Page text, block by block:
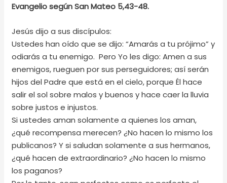
Evangelio según San Mateo 5,43-48.
Jesús dijo a sus discípulos:
Ustedes han oído que se dijo: “Amarás a tu prójimo” y
odiarás a tu enemigo. Pero Yo les digo: Amen a sus
enemigos, rueguen por sus perseguidores; así serán
hijos del Padre que está en el cielo, porque Él hace
salir el sol sobre malos y buenos y hace caer la lluvia
sobre justos e injustos.
Si ustedes aman solamente a quienes los aman,
¿qué recompensa merecen? ¿No hacen lo mismo los
publicanos? Y si saludan solamente a sus hermanos,
¿qué hacen de extraordinario? ¿No hacen lo mismo
los paganos?